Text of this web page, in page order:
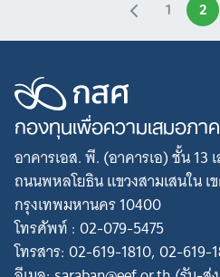
1 2
กองทุนเพื่อความเสมอภา
อาคารเอส. พี. (อาคารเอ) ชั้น 13
ถนนพหลโยธิน แขวงสามเสนใน
กรุงเทพมหานคร 10400
โทรศัพท์ : 02-079-5475
โทรสาร: 02-619-1810, 02-619-